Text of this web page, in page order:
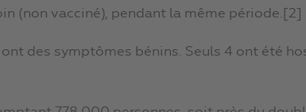
(non vacciné), pendant la même période.[2]
des symptômes bénins. Seuls 4 ont été